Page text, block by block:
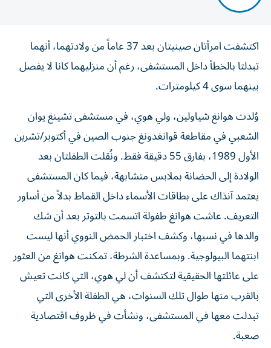
اكتشفت امرأتان صينيتان بعد 37 عاماً من ولادتهما، أنهما
تبدلتا بالخطأ داخل المستشفى، رغم أن منزليهما كانا لا يفصل
بينهما سوى 4 كيلومترات.
وُلدت هوانغ شياولين، ولي هوي، في مستشفى تشينغ يوان
الشعبي في مقاطعة قوانغدونغ جنوب الصين في أكتوبر/تشرين
الأول 1989، بفارق 55 دقيقة فقط. ونُقلت الطفلتان بعد
الولادة إلى الحضانة بملابس متشابهة، فيما كان المستشفى
يعتمد آنذاك على بطاقات الأسماء داخل القماط بدلاً من أساور
التعريف. عاشت هوانغ طفولة اتسمت بالتوتر بعد أن شك
والدها في نسبها، وكشف اختبار الحمض النووي أنها ليست
ابنتهما البيولوجية. وبمساعدة الشرطة، تمكنت هوانغ من العثور
على عائلتها الحقيقية لتكتشف أن لي هوي، التي كانت تعيش
بالقرب منها طوال تلك السنوات، هي الطفلة الأخرى التي
تبدلت معها في المستشفى، ونشأت في ظروف اقتصادية
صعبة.